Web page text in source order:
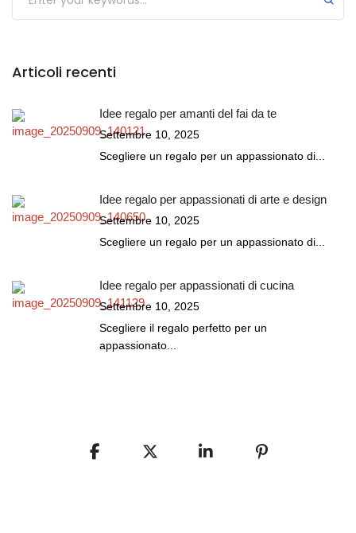
Articoli recenti
Idee regalo per amanti del fai da te
Settembre 10, 2025
Scegliere un regalo per un appassionato di...
Idee regalo per appassionati di arte e design
Settembre 10, 2025
Scegliere un regalo per un appassionato di...
Idee regalo per appassionati di cucina
Settembre 10, 2025
Scegliere il regalo perfetto per un
appassionato...